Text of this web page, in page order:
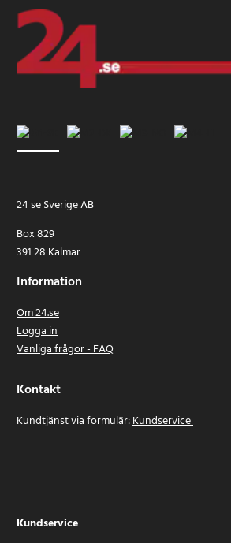
24 se Sverige AB
Box 829
391 28 Kalmar
Information
Om 24.se
Logga in
Vanliga frågor - FAQ
Kontakt
Kundtjänst via formulär:Kundservice
Kundservice